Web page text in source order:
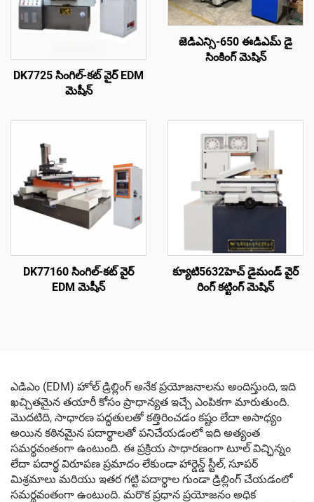
DK7725 సింగిల్-కట్ వైర్ EDM
మెషీన్
జెడిఎన్సి-650 ఈడిఎమ్ డై
సింకింగ్ మెషిన్
DK77160 సింగిల్-కట్ వైర్
EDM మెషీన్
క్యూటి5632హెచ్ డైమండ్ వైర్
రింగ్ కట్టింగ్ మెషిన్
ఎడిఎం (EDM) హోల్ డ్రిల్లింగ్ అనేక ప్రయోజనాలను అందిస్తుంది, ఇది
ఖచ్చితమైన తయారీ కోసం ప్రాధాన్యత ఇచ్చే ఎంపికగా మారుతుంది.
మొదటిది, సాధారణ పద్ధతులతో కత్తిరించడం కష్టం లేదా అసాధ్యం
అయిన కఠినమైన పదార్థాలతో పనిచేయడంలో ఇది అత్యంత
సమర్థవంతంగా ఉంటుంది. ఈ ప్రక్రియ సాధారణంగా టూల్ విచ్ఛిన్నం
లేదా పదార్థ విరూపణ ప్రమాదం లేకుండా హార్డెన్డ్ స్టీల్, సూపర్
మిశ్రమాలు మరియు ఇతర గట్టి పదార్థాల గుండా డ్రిల్లింగ్ చేయడంలో
సమర్థవంతంగా ఉంటుంది. మరొక ప్రధాన ప్రయోజనం అధిక